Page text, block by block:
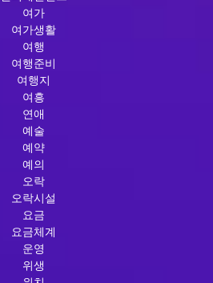
여가
여가생활
여행
여행준비
여행지
여흥
연애
예술
예약
예의
오락
오락시설
요금
요금체계
운영
위생